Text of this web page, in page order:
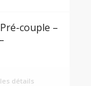
couple –
détails